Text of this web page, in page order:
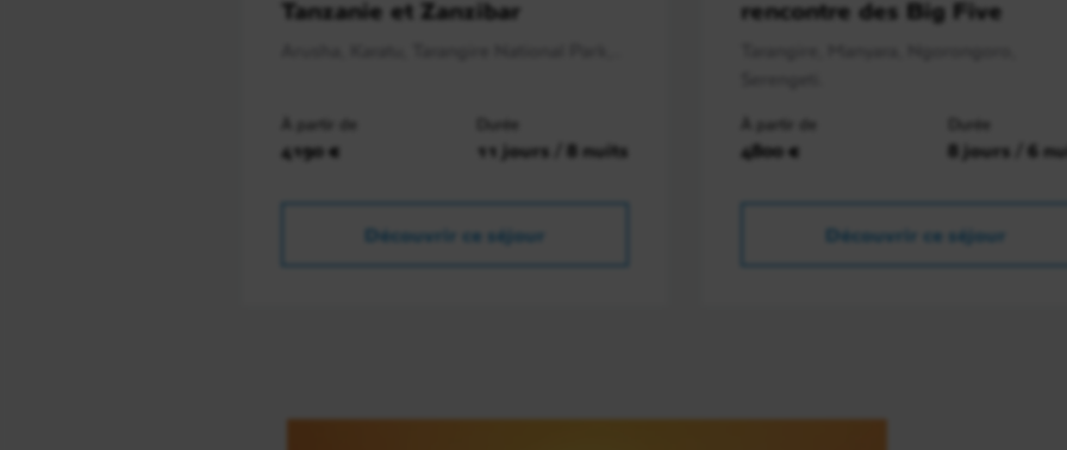
Tanzanie et Zanzibar
À partir de
4190 €
Durée
11 jours / 8 nuits
Découvrir ce séjour
rencontre des Big Five
À partir de
4800 €
Durée
8 jours / 6
Découvrir ce séjour